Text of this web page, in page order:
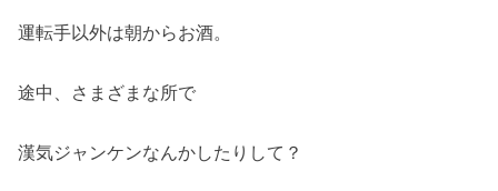
運転手以外は朝からお酒。
途中、さまざまな所で
漢気ジャンケンなんかしたりして？